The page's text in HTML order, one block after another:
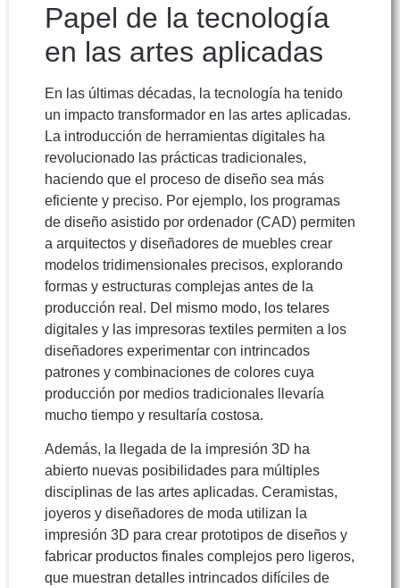
Papel de la tecnología
en las artes aplicadas
En las últimas décadas, la tecnología ha tenido
un impacto transformador en las artes aplicadas.
La introducción de herramientas digitales ha
revolucionado las prácticas tradicionales,
haciendo que el proceso de diseño sea más
eficiente y preciso. Por ejemplo, los programas
de diseño asistido por ordenador (CAD) permiten
a arquitectos y diseñadores de muebles crear
modelos tridimensionales precisos, explorando
formas y estructuras complejas antes de la
producción real. Del mismo modo, los telares
digitales y las impresoras textiles permiten a los
diseñadores experimentar con intrincados
patrones y combinaciones de colores cuya
producción por medios tradicionales llevaría
mucho tiempo y resultaría costosa.
Además, la llegada de la impresión 3D ha
abierto nuevas posibilidades para múltiples
disciplinas de las artes aplicadas. Ceramistas,
joyeros y diseñadores de moda utilizan la
impresión 3D para crear prototipos de diseños y
fabricar productos finales complejos pero ligeros,
que muestran detalles intrincados difíciles de